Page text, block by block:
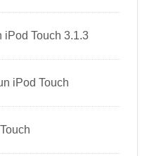
iPod Touch 3.1.3
iPod Touch